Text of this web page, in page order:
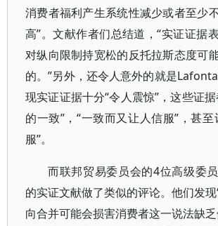
消费者福利产生系统性减少或者至少
高”。文献作者们总结道，“实证证据
对纵向限制持宽松的反托拉斯态度可
的。”另外，还令人意外的就是
现实证证据十分“令人震惊”，这些证
的一致”，“一致而又让人信服”，甚
服”。
而联邦贸易委员会的4位高级委
的实证文献做了类似的评论。他们发
向合并可能会损害消费者这一说法缺